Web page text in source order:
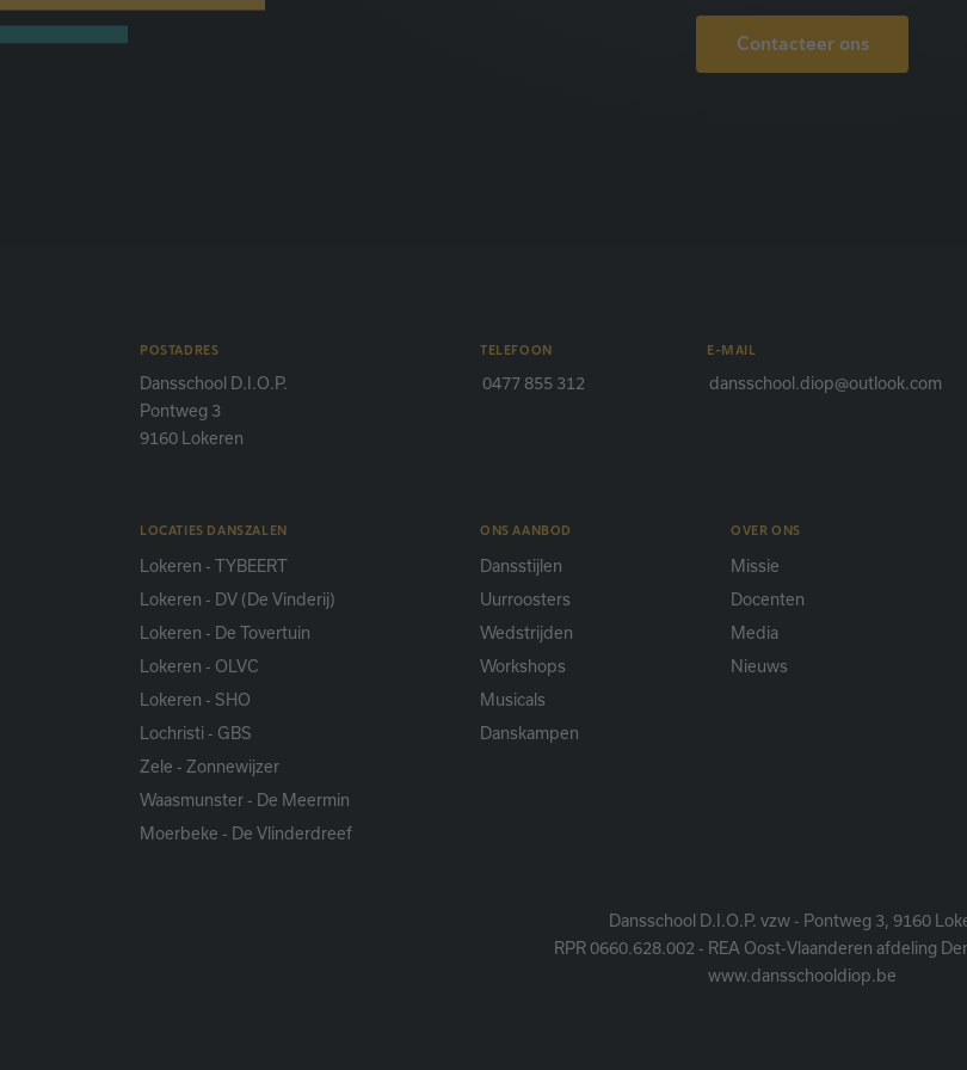
Contacteer ons
POSTADRES
Dansschool D.I.O.P.
Pontweg 3
9160 Lokeren
TELEFOON
0477 855 312
E-MAIL
dansschool.diop@outlook.com
LOCATIES DANSZALEN
Lokeren - TYBEERT
Lokeren - DV (De Vinderij)
Lokeren - De Tovertuin
Lokeren - OLVC
Lokeren - SHO
Lochristi - GBS
Zele - Zonnewijzer
Waasmunster - De Meermin
Moerbeke - De Vlinderdreef
ONS AANBOD
Dansstijlen
Uurroosters
Wedstrijden
Workshops
Musicals
Danskampen
OVER ONS
Missie
Docenten
Media
Nieuws
Dansschool D.I.O.P. vzw - Pontweg 3, 9160
RPR 0660.628.002 - REA Oost-Vlaanderen afdeling
www.dansschooldiop.be